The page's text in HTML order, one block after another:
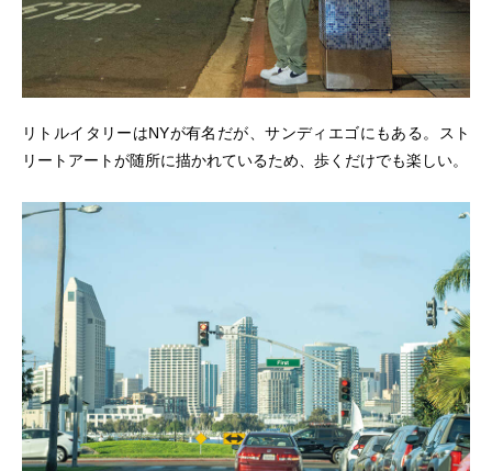
リトルイタリーはNYが有名だが、サンディエゴにもある。スト
リートアートが随所に描かれているため、歩くだけでも楽しい。